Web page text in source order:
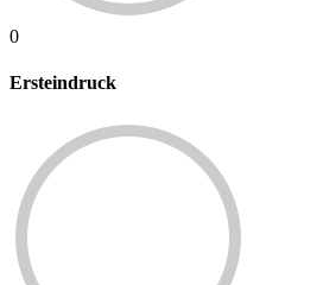
0
Ersteindruck